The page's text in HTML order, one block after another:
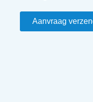
Aanvraag